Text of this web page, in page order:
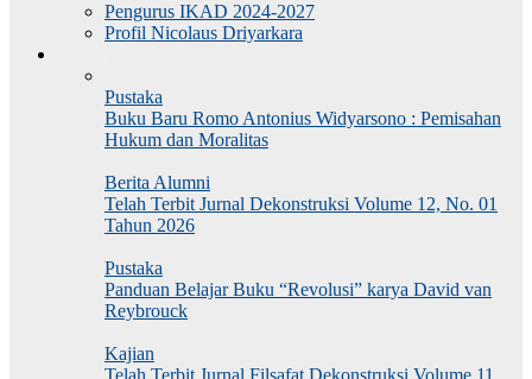
Pengurus IKAD 2024-2027
Profil Nicolaus Driyarkara
Pustaka
Buku Baru Romo Antonius Widyarsono : Pemisahan
Hukum dan Moralitas
Berita Alumni
Telah Terbit Jurnal Dekonstruksi Volume 12, No. 01
Tahun 2026
Pustaka
Panduan Belajar Buku “Revolusi” karya David van
Reybrouck
Kajian
Telah Terbit Jurnal Filsafat Dekonstruksi Volume 11,